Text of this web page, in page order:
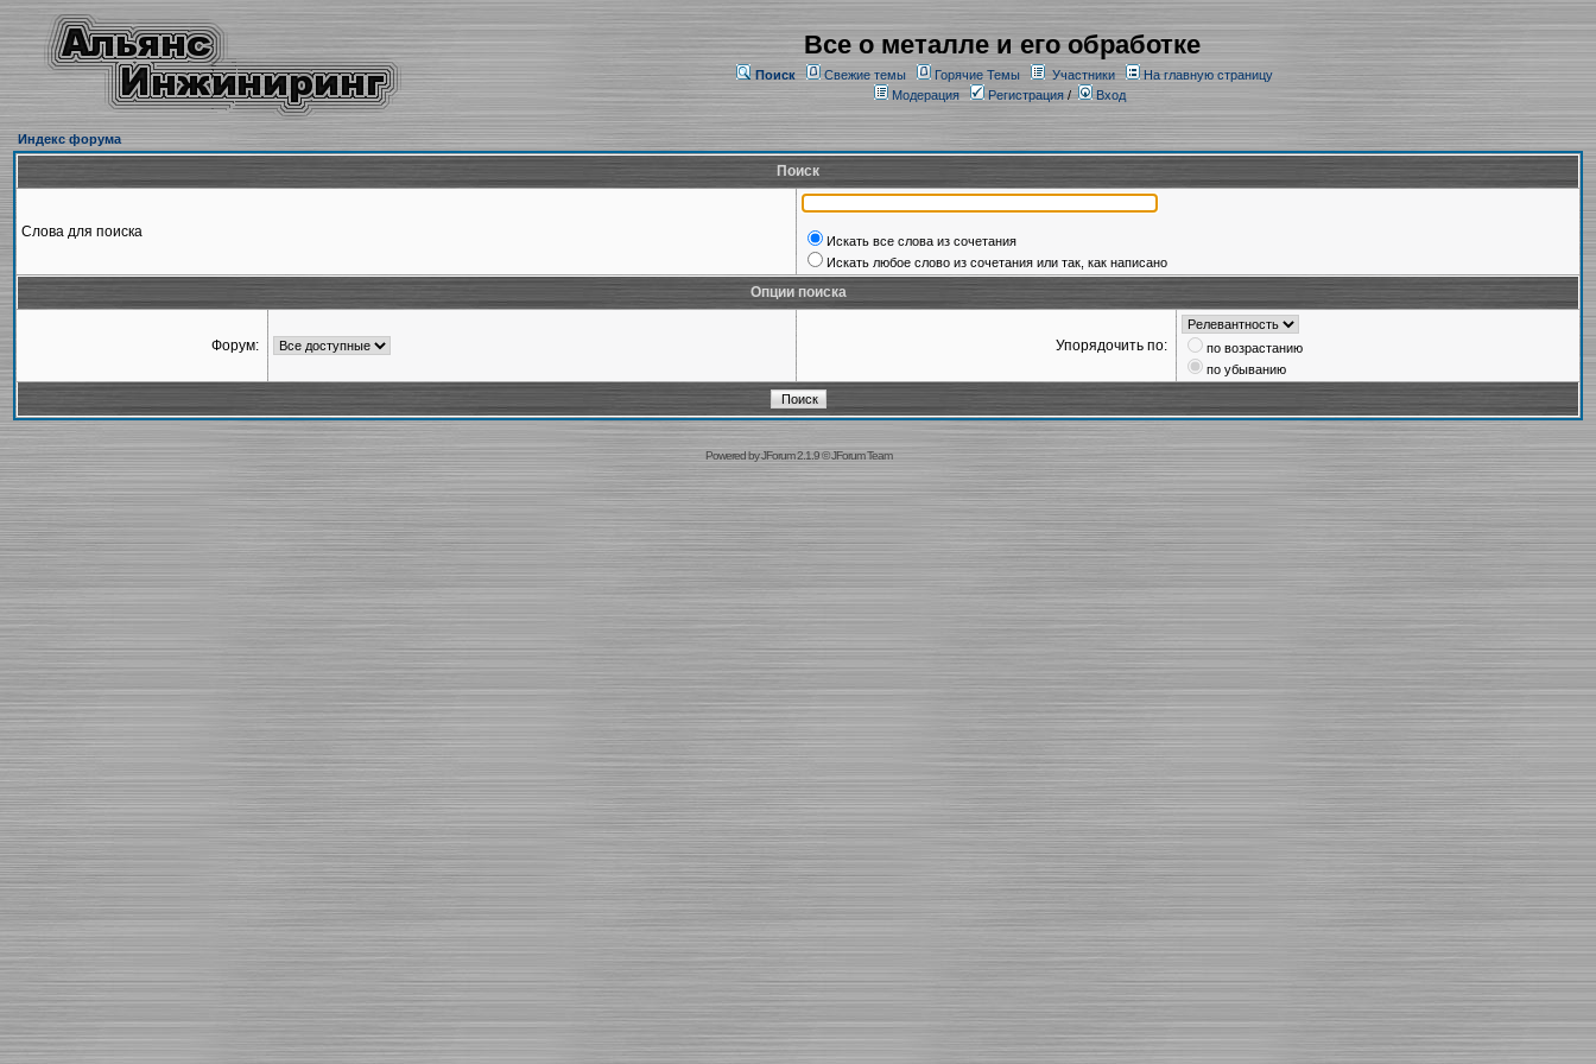
Все о металле и его обработке
Поиск Свежие темы Горячие Темы Участники
На главную страницу
Модерация
Регистрация/ Вход
Индекс форума
Поиск
Слова для поиска
Искать все слова из сочетания
Искать любое слово из сочетания или так, как написано
Опции поиска
Форум: Упорядочить по:
по возрастанию
по убыванию
Powered byJForum 2.1.9©JForum Team